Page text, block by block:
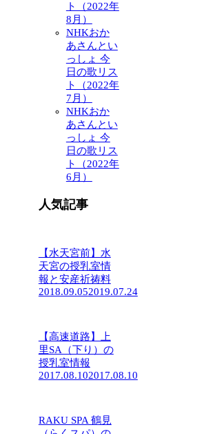
ト（2022年
8月）
NHKおか
あさんとい
っしょ 今
日の歌リス
ト（2022年
7月）
NHKおか
あさんとい
っしょ 今
日の歌リス
ト（2022年
6月）
人気記事
【水天宮前】水
天宮の授乳室情
報と安産祈祷料
2018.09.052019.07.24
【高速道路】上
里SA（下り）の
授乳室情報
2017.08.102017.08.10
RAKU SPA 鶴見